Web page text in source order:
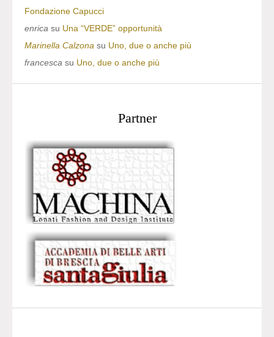
Fondazione Capucci
enrica su Una “VERDE” opportunità
Marinella Calzona su Uno, due o anche più
francesca su Uno, due o anche più
Partner